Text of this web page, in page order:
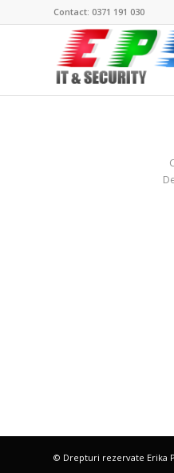
Contact: 0371 191 030
© Drepturi rezervate Erika